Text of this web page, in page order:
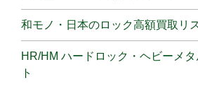
和モノ・日本のロック高額買取リ
HR/HM ハードロック・ヘビーメ
ト